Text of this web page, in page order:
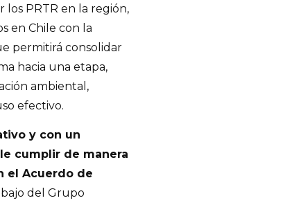
PRTR en la región,
en Chile con la
permitirá consolidar
hacia una etapa,
ambiental,
efectivo.
y con un
cumplir de manera
el Acuerdo de
del Grupo